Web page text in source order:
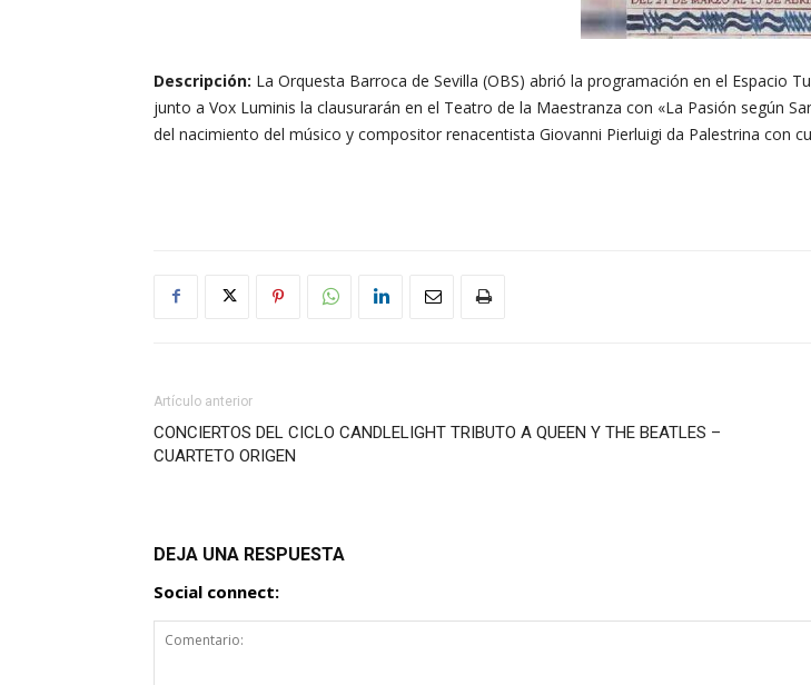
Descripción: La Orquesta Barroca de Sevilla (OBS) abrió la programación en el Espacio
junto a Vox Luminis la clausurarán en el Teatro de la Maestranza con «La Pasión según
del nacimiento del músico y compositor renacentista Giovanni Pierluigi da Palestrina con
Artículo anterior
CONCIERTOS DEL CICLO CANDLELIGHT TRIBUTO A QUEEN Y THE BEATLES –
CUARTETO ORIGEN
DEJA UNA RESPUESTA
Social connect: